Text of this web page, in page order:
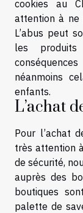
cookies au
attention à ne
L’abus peut
les produits
néanmoins
enfants.
L’achat
Pour l’achat
très attention
de sécurité,
auprès des
boutiques
palette de